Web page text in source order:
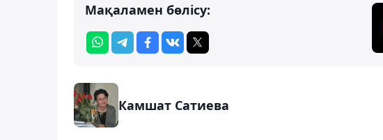
Мақаламен бөлісу:
Камшат Сатиева